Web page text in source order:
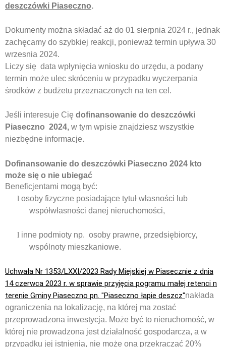
deszczówki Piaseczno.
Dokumenty można składać aż do 01 sierpnia 2024 r., jednak
zachęcamy do szybkiej reakcji, ponieważ termin upływa 30
wrzesnia 2024.
Liczy się data wpłynięcia wniosku do urzędu, a podany
termin może ulec skróceniu w przypadku wyczerpania
środków z budżetu przeznaczonych na ten cel.
Jeśli interesuje Cię dofinansowanie do deszczówki
Piaseczno 2024, w tym wpisie znajdziesz wszystkie
niezbędne informacje.
Dofinansowanie do deszczówki Piaseczno 2024 kto
może się o nie ubiegać
Beneficjentami mogą być:
l osoby fizyczne posiadające tytuł własności lub
współwłasności danej nieruchomości,
l inne podmioty np. osoby prawne, przedsiębiorcy,
wspólnoty mieszkaniowe.
Uchwała Nr 1353/LXXI/2023 Rady Miejskiej w Piasecznie z dnia
14 czerwca 2023 r. w sprawie przyjęcia pogramu małej retenci n
terenie Gminy Piaseczno pn. "Piaseczno łapie deszcz"nakłada
ograniczenia na lokalizację, na której ma zostać
przeprowadzona inwestycja. Może być to nieruchomość, w
której nie prowadzona jest działalność gospodarcza, a w
przypadku jej istnienia, nie może ona przekraczać 20%